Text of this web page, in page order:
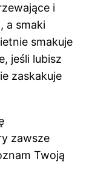
i
a smaki
smakuje
jeśli lubisz
zaskakuje
zawsze
Twoją